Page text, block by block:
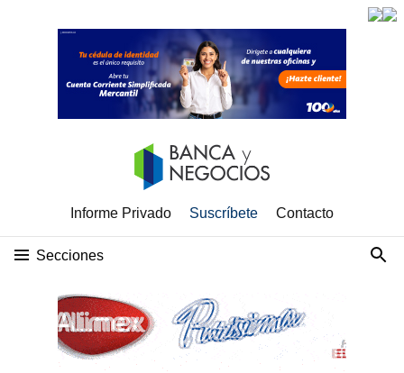
Informe Privado Suscríbete Contacto
Secciones